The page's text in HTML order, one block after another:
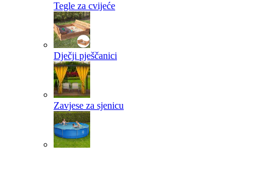
Tegle za cvijeće
Dječji pješčanici
Zavjese za sjenicu